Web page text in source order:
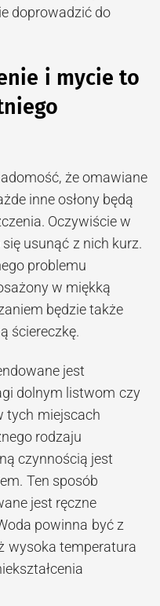
doprowadzić do
i mycie to
że omawiane
inne osłony będą
Oczywiście w
usunąć z nich kurz.
problemu
w miękką
będzie także
ściereczkę.
jest
dolnym listwom czy
tych miejscach
rodzaju
czynnością jest
Ten sposób
jest ręczne
powinna być z
wysoka temperatura